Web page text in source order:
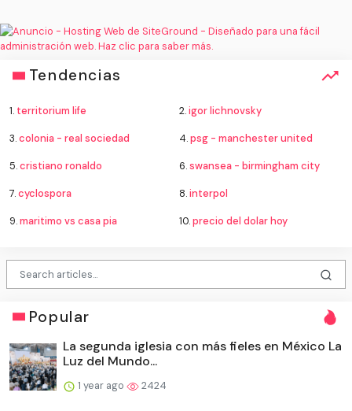
Tendencias
1. territorium life 2.igor lichnovsky
3.colonia - real sociedad 4.psg - manchester united
5.cristiano ronaldo 6.swansea - birmingham city
7.cyclospora 8.interpol
9.maritimo vs casa pia 10.precio del dolar hoy
Popular
La segunda iglesia con más fieles en México La
Luz del Mundo...
1 year ago 2424